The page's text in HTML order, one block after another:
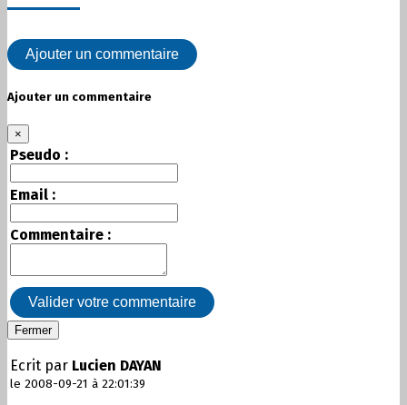
Ajouter un commentaire
Ajouter un commentaire
×
Pseudo :
Email :
Commentaire :
Valider votre commentaire
Fermer
Ecrit par Lucien DAYAN
le 2008-09-21 à 22:01:39